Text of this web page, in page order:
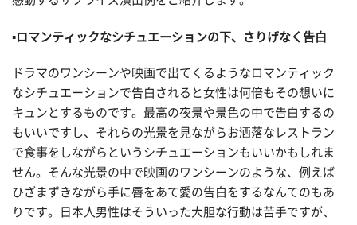
▪️ロマンティックなシチュエーションの下、さりげなく告白
ドラマのワンシーンや映画で出てくるようなロマンティック
なシチュエーションで告白されると女性は何倍もその想いに
キュンとするものです。最高の夜景や景色の中で告白するの
もいいですし、それらの光景を見ながらお洒落なレストラン
で食事をしながらというシチュエーションもいいかもしれま
せん。そんな光景の中で映画のワンシーンのような、例えば
ひざまずきながら手に唇をあて愛の告白をするなんてのもあ
りです。日本人男性はそういった大胆な行動は苦手ですが、